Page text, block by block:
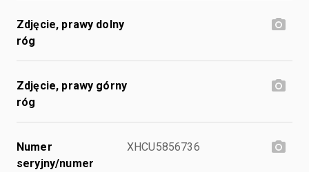
Zdjęcie, prawy dolny
róg
Zdjęcie, prawy górny
róg
Numer
seryjny/numer
XHCU5856736